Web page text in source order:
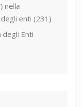
nella
enti (231)
degli Enti